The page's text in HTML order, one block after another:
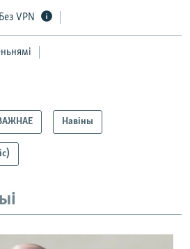
Без VPN
Навіны